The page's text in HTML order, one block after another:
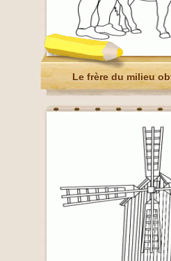
Le frère du milieu